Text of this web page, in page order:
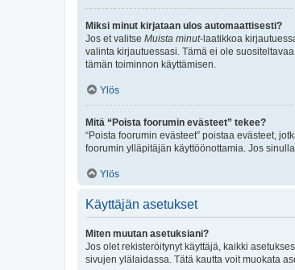
Miksi minut kirjataan ulos automaattisesti?
Jos et valitse Muista minut-laatikkoa
valinta kirjautuessasi. Tämä ei ole
tämän toiminnon käyttämisen.
Ylös
Mitä “Poista foorumin evästeet” tekee?
“Poista foorumin evästeet” poistaa evästeet,
foorumin ylläpitäjän käyttöönottamia. Jos
Ylös
Käyttäjän asetukset
Miten muutan asetuksiani?
Jos olet rekisteröitynyt käyttäjä, kaikki
sivujen ylälaidassa. Tätä kautta voit muokata